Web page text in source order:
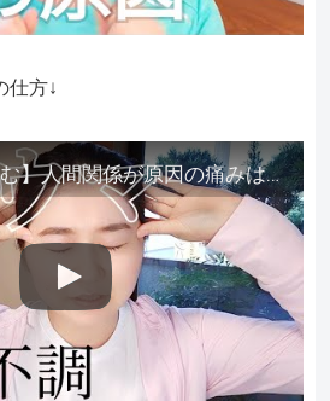
仕方↓
【知らないと苦しむ】人間関係が原因の痛みはトラウマ解除が必須。病院に行っても原因不明で治らない不調はこれをしてからケアしてみてください。